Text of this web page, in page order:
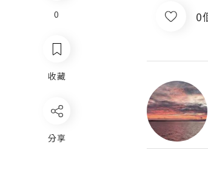
0
收藏
分享
0